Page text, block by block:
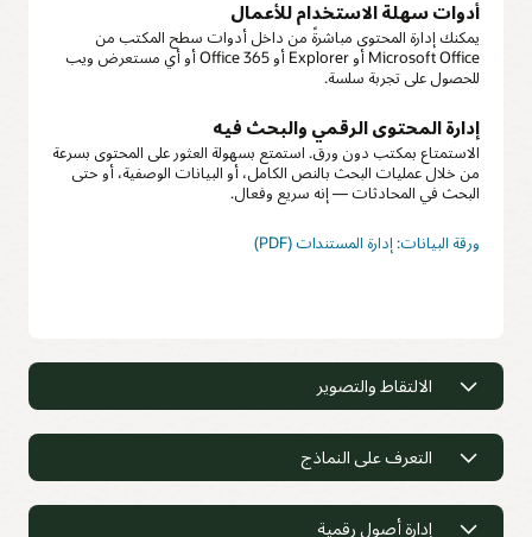
أدوات سهلة الاستخدام للأعمال
يمكنك إدارة المحتوى مباشرةً من داخل أدوات سطح المكتب من
Microsoft Office أو Explorer أو Office 365 أو أي مستعرض ويب
للحصول على تجربة سلسة.
إدارة المحتوى الرقمي والبحث فيه
الاستمتاع بمكتب دون ورق. استمتع بسهولة العثور على المحتوى بسرعة
من خلال عمليات البحث بالنص الكامل، أو البيانات الوصفية، أو حتى
البحث في المحادثات — إنه سريع وفعال.
ورقة البيانات: إدارة المستندات (PDF)
الالتقاط والتصوير
التقاط مضمن
إمكانات التصوير السطحي وسير العمل عبر قوائم مألوفة والمفاتيح
الفعالة في التطبيقات الحالية.
التعرف على النماذج
الاستخراج الذكي
إدارة أصول رقمية